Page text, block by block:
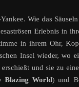
Wie das
Erlebnis in
in ihrem Ohr,
Insel wieder, wo
und sie zu
Blazing World) und